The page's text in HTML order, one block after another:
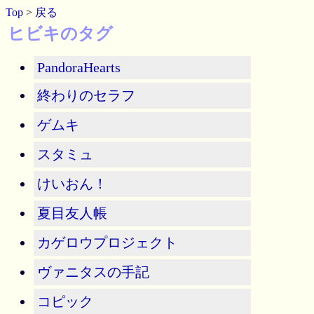
Top > 戻る
ヒビキのタグ
PandoraHearts
終わりのセラフ
ゲムキ
スタミュ
けいおん！
夏目友人帳
カゲロウプロジェクト
ヴァニタスの手記
コピック